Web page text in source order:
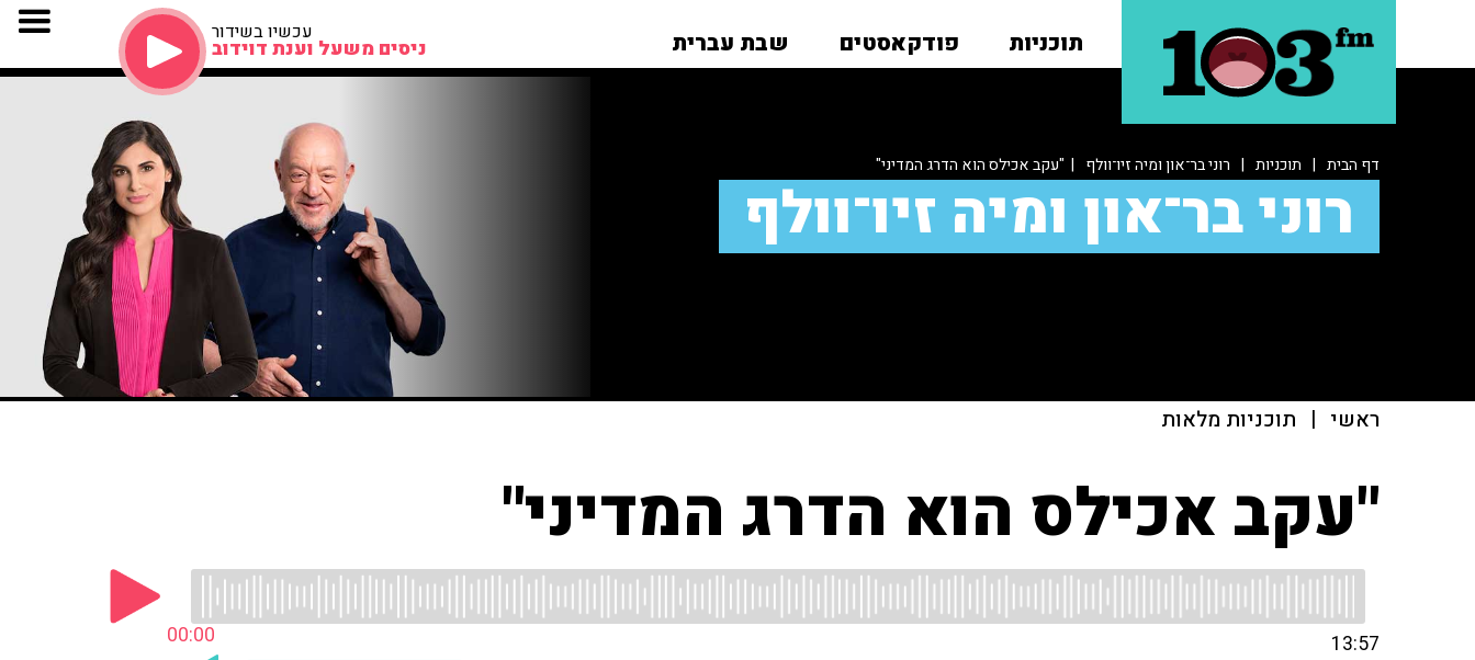
תוכניות פודקאסטים שבת עברית עכשיו בשידור
ניסים משעל וענת דוידוב
דף הבית | תוכניות | רוני בר־און ומיה זיו־וולף | "עקב אכילס הוא הדרג המדיני"
רוני בר־און ומיה זיו־וולף
ראשי | תוכניות מלאות
"עקב אכילס הוא הדרג המדיני"
00:00 13:57